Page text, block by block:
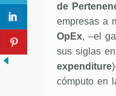
de
empresas a
OpEx, –el
sus siglas
expenditure
cómputo en